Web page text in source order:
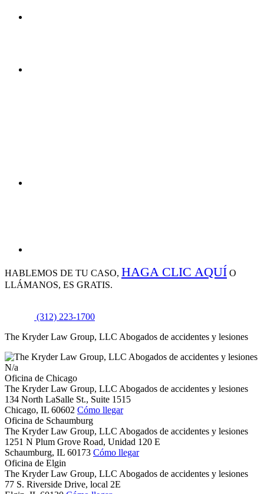
HABLEMOS DE TU CASO, HAGA CLIC AQUÍ O
LLÁMANOS, ES GRATIS.
(312) 223-1700
The Kryder Law Group, LLC Abogados de accidentes y lesiones
N/a
Oficina de Chicago
The Kryder Law Group, LLC Abogados de accidentes y lesiones
134 North LaSalle St., Suite 1515
Chicago, IL 60602 Cómo llegar
Oficina de Schaumburg
The Kryder Law Group, LLC Abogados de accidentes y lesiones
1251 N Plum Grove Road, Unidad 120 E
Schaumburg, IL 60173 Cómo llegar
Oficina de Elgin
The Kryder Law Group, LLC Abogados de accidentes y lesiones
77 S. Riverside Drive, local 2E